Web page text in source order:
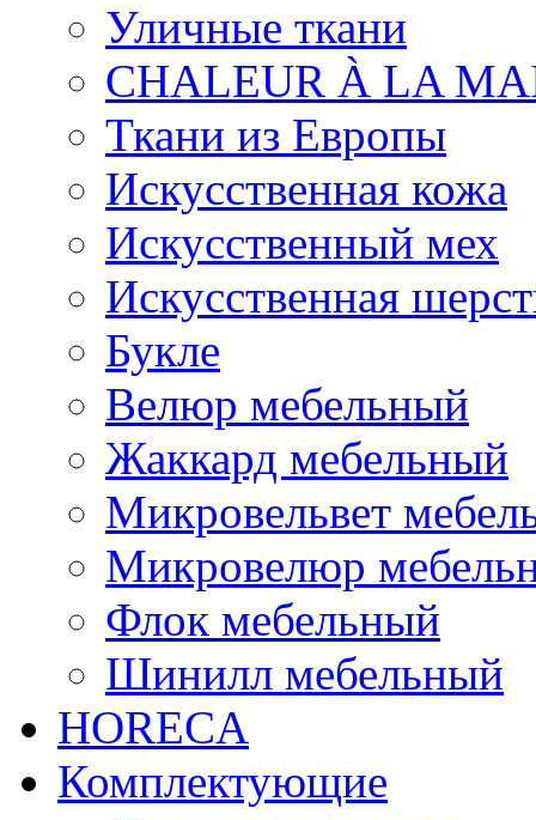
Уличные ткани
CHALEUR À LA
Ткани из Европы
Искусственная кожа
Искусственный мех
Искусственная
Букле
Велюр мебельный
Жаккард мебельный
Микровельвет
Микровелюр
Флок мебельный
Шинилл мебельный
HORECA
Комплектующие